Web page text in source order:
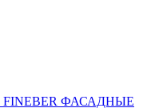
ФАСАДНЫЕ